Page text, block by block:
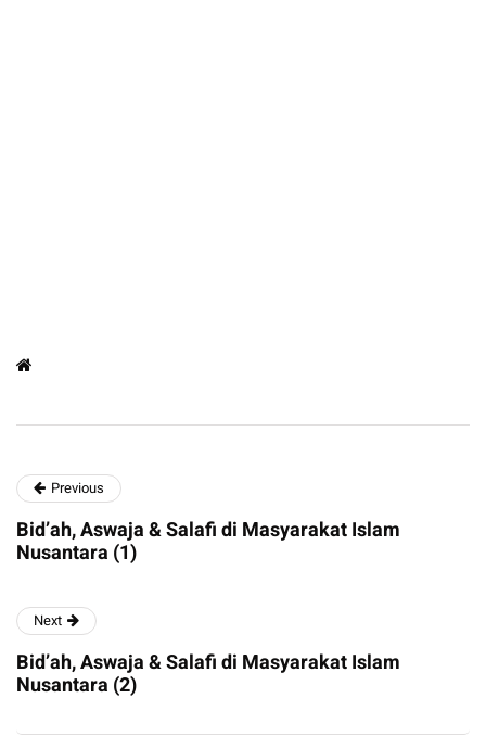
Previous
Bid’ah, Aswaja & Salafi di Masyarakat Islam
Nusantara (1)
Next
Bid’ah, Aswaja & Salafi di Masyarakat Islam
Nusantara (2)